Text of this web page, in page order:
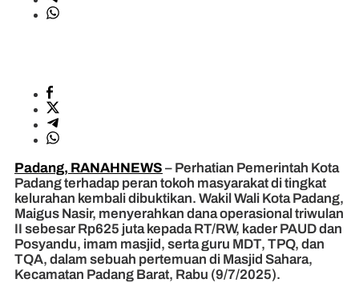
Padang, RANAHNEWS – Perhatian Pemerintah Kota
Padang terhadap peran tokoh masyarakat di tingkat
kelurahan kembali dibuktikan. Wakil Wali Kota Padang,
Maigus Nasir, menyerahkan dana operasional triwulan
II sebesar Rp625 juta kepada RT/RW, kader PAUD dan
Posyandu, imam masjid, serta guru MDT, TPQ, dan
TQA, dalam sebuah pertemuan di Masjid Sahara,
Kecamatan Padang Barat, Rabu (9/7/2025).